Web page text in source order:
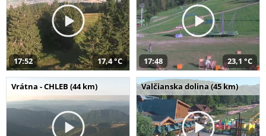
17:52 17,4 °C 17:48 23,1 °C
Vrátna - CHLEB (44 km) Valčianska dolina (45 km)